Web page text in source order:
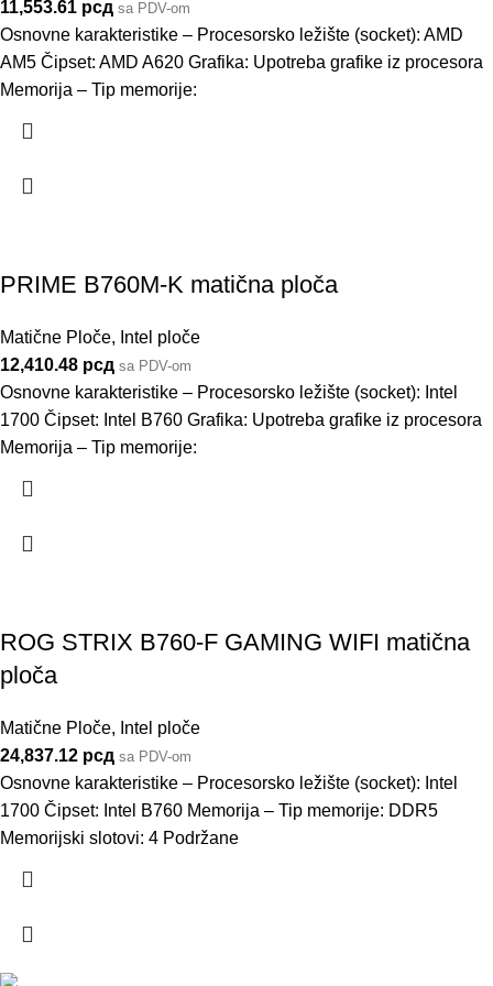
11,553.61 рсд sa PDV-om
Osnovne karakteristike – Procesorsko ležište (socket): AMD
AM5 Čipset: AMD A620 Grafika: Upotreba grafike iz procesora
Memorija – Tip memorije:
PRIME B760M-K matična ploča
Matične Ploče, Intel ploče
12,410.48 рсд sa PDV-om
Osnovne karakteristike – Procesorsko ležište (socket): Intel
1700 Čipset: Intel B760 Grafika: Upotreba grafike iz procesora
Memorija – Tip memorije:
ROG STRIX B760-F GAMING WIFI matična
ploča
Matične Ploče, Intel ploče
24,837.12 рсд sa PDV-om
Osnovne karakteristike – Procesorsko ležište (socket): Intel
1700 Čipset: Intel B760 Memorija – Tip memorije: DDR5
Memorijski slotovi: 4 Podržane